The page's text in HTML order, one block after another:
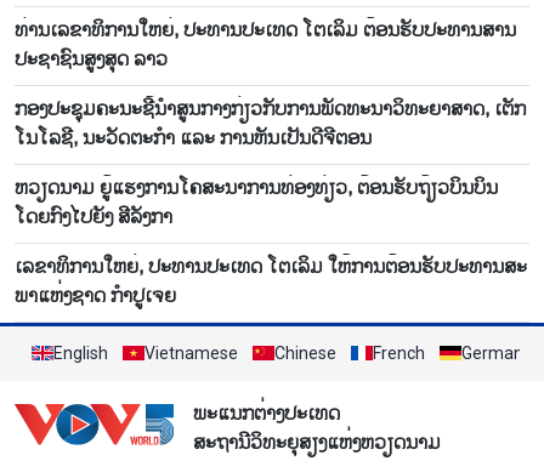
ທ່ານເລຂາທິການໃຫຍ່, ປະທານປະເທດ ໂຕເລິມ ຕ້ອນຮັບປະທານສານ
ປະຊາຊົນສູງສຸດ ລາວ
ກອງປະຊຸມຄະນະຊີ້ນຳສູນກາງກ່ຽວກັບການພັດທະນາວິທະຍາສາດ, ເຕັກ
ໂນໂລຊີ, ນະວັດຕະກຳ ແລະ ການຫັນເປັນດີຈີຕອນ
ຫວຽດ​ນາມ ຍູ້​ແຮງ​ການ​ໂຄ​ສະ​ນາ​ການ​ທ່ອງ​ທ່ຽວ, ຕ້ອນ​ຮັບ​ຖ້ຽວ​ບິນ​ບິນ​
ໂດຍ​ກົງ​ໄປ​ຍັງ ສີ​ລັງ​ກາ
ເລ​ຂ​າ​ທິ​ການ​ໃຫຍ່, ປະ​ທານ​ປະ​ເທດ ໂຕ​ເລິມ ໃຫ້​ການ​ຕ້ອນ​ຮັບ​ປະ​ທານ​ສະ​
ພາ​ແຫ່ງ​ຊາດ ກຳ​ປູ​ເຈຍ
English Vietnamese Chinese French German
ພະແນກຕ່າງປະເທດ
ສະຖານີວິທະຍຸສຽງແຫ່ງຫວຽດນາມ